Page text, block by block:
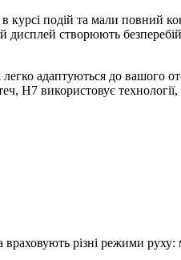
подій та мали повний
дисплей створюють
легко адаптуються до
H7 використовує
різні режими